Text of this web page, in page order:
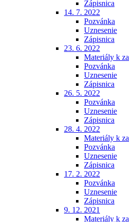
Zápisnica
14. 7. 2022
Pozvánka
Uznesenie
Zápisnica
23. 6. 2022
Materiály k
Pozvánka
Uznesenie
Zápisnica
26. 5. 2022
Pozvánka
Uznesenie
Zápisnica
28. 4. 2022
Materiály k
Pozvánka
Uznesenie
Zápisnica
17. 2. 2022
Pozvánka
Uznesenie
Zápisnica
9. 12. 2021
Materiály k